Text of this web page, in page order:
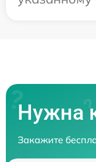
Нужна
Закажите